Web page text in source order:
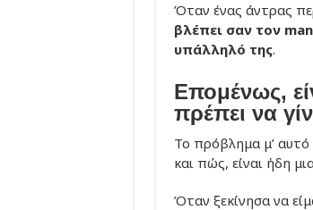
Όταν ένας άντρας
βλέπει σαν τον
υπάλληλό της.
Επομένως,
πρέπει να
Το πρόβλημα μ’ αυτό
και πώς, είναι ήδη
Όταν ξεκίνησα να